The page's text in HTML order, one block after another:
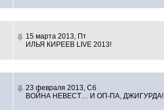
15 марта 2013, Пт
ИЛЬЯ КИРЕЕВ LIVE 2013!
23 февраля 2013, Сб
ВОЙНА НЕВЕСТ… И ОП-ПА, ДЖИГУРДА!